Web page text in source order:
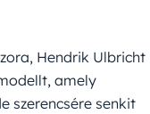
Hendrik Ulbricht
amely
szerencsére senkit